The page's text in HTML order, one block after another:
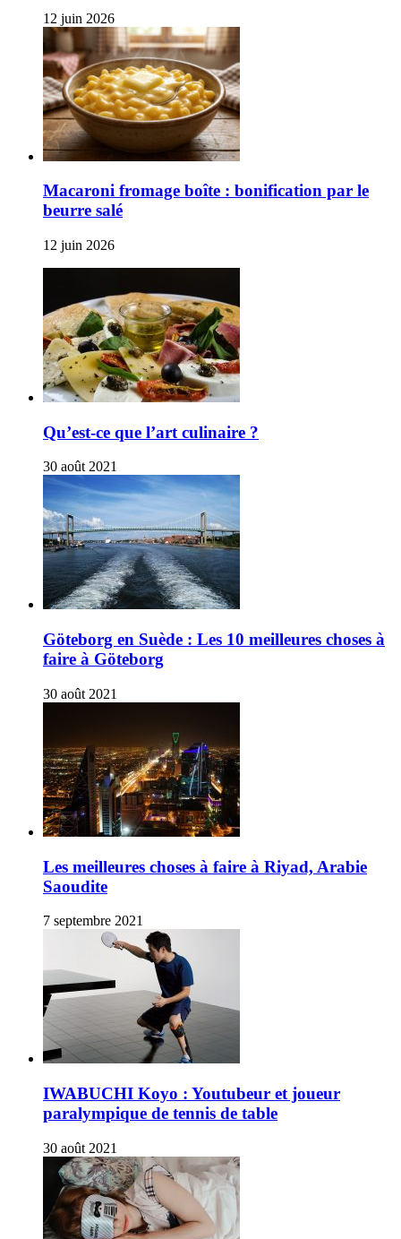
12 juin 2026
Macaroni fromage boîte : bonification par le
beurre salé
12 juin 2026
Qu’est-ce que l’art culinaire ?
30 août 2021
Göteborg en Suède : Les 10 meilleures choses à
faire à Göteborg
30 août 2021
Les meilleures choses à faire à Riyad, Arabie
Saoudite
7 septembre 2021
IWABUCHI Koyo : Youtubeur et joueur
paralympique de tennis de table
30 août 2021